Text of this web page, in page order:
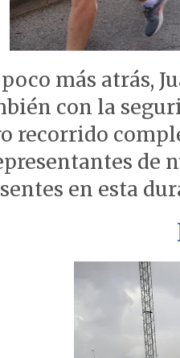
más atrás,
con la
recorrido
de
en esta